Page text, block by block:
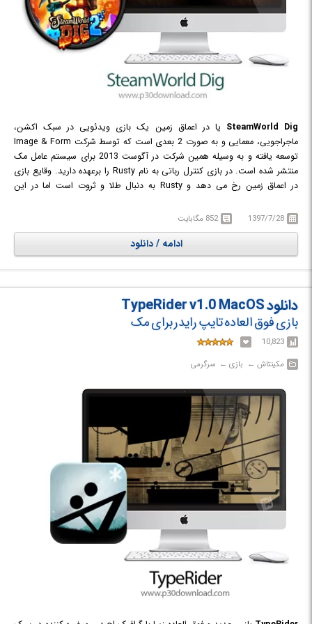
SteamWorld Dig یا در اعماق زمین یک بازی ویدئویی در سبک اکشن،
ماجراجویی، معمایی و به صورت 2 بعدی است که توسط شرکت Image & Form
توسعه یافته و به وسیله همین شرکت در آگوست 2013 برای سیستم عامل مک
منتشر شده است. در بازی کنترل رباتی به نام Rusty را برعهده دارید. وقایع بازی
در اعماق زمین رخ می دهد و Rusty به دنبال طلا و ثروت است اما در این
به هدف خود برسد. برای عبور از موانع باید معماها را حل کنید، ولی برای نابود
کردن دشمنان باید از سلاح و بمب هایی که در اختیار دارید استفاده کنید. در
برخی موارد با تعداد زیادی از دشمنان روبرو خواهید شد که در چنین مواقعی نمی
توانید آن ها را نابود کنید به همین دلیل باید با یافتن راه های مخفی خود را از
دست دشمنان نجات دهید. این مسیرها در سراسر بازی قرار دارند و برای پیدا
کردن آن ها باید دقت فراوانی داشته باشید. بازی با وجود حجم بسیار کم خود، از
گیم‌پلی، فضاسازی و رنگ‌بندی جذاب و مشغول‌کننده‌ای برخوردار است.
1397/7/28 852 مگابایت
ادامه / دانلود
دانلود TypeRider v1.0 MacOS
بازی فوق العاده تایپ رایدر برای مک
10,823
مکینتاش‎ ← ‏ بازی‎ ← ‏ سرگرمی